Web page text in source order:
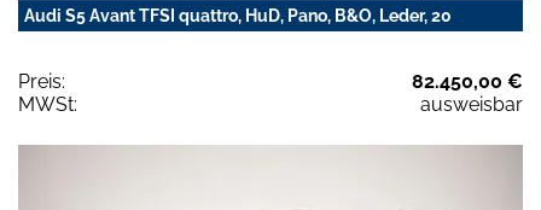
Audi S5 Avant TFSI quattro, HuD, Pano, B&O, Leder, 20
Preis:
82.450,00 €
MWSt:
ausweisbar